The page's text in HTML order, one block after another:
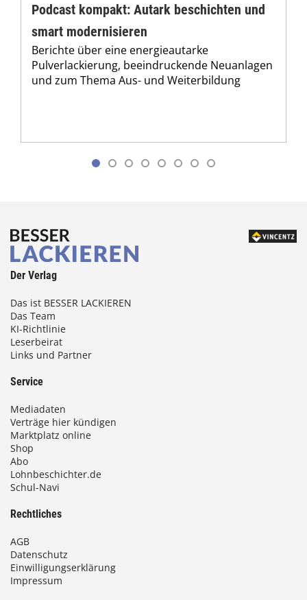
Podcast kompakt: Autark beschichten und
smart modernisieren
Berichte über eine energieautarke
Pulverlackierung, beeindruckende Neuanlagen
und zum Thema Aus- und Weiterbildung
Der Verlag
Das ist BESSER LACKIEREN
Das Team
KI-Richtlinie
Leserbeirat
Links und Partner
Service
Mediadaten
Verträge hier kündigen
Marktplatz online
Shop
Abo
Lohnbeschichter.de
Schul-Navi
Rechtliches
AGB
Datenschutz
Einwilligungserklärung
Impressum